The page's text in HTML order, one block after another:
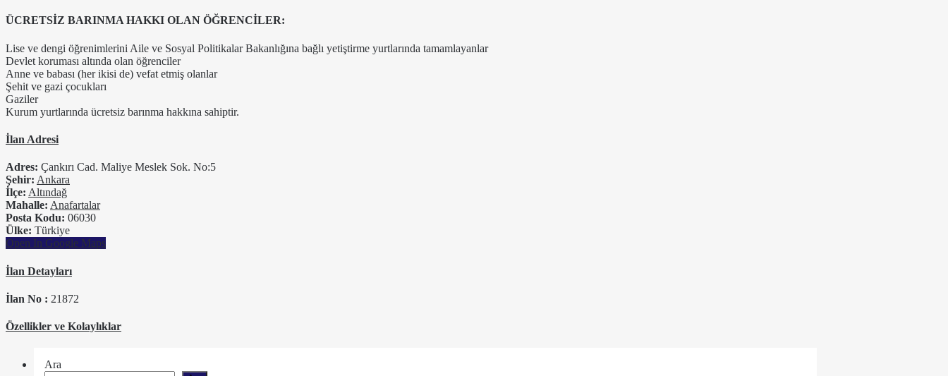
ÜCRETSİZ BARINMA HAKKI OLAN ÖĞRENCİLER:
Lise ve dengi öğrenimlerini Aile ve Sosyal Politikalar Bakanlığına bağlı yetiştirme yurtlarında tamamlayanlar
Devlet koruması altında olan öğrenciler
Anne ve babası (her ikisi de) vefat etmiş olanlar
Şehit ve gazi çocukları
Gaziler
Kurum yurtlarında ücretsiz barınma hakkına sahiptir.
İlan Adresi
Adres: Çankırı Cad. Maliye Meslek Sok. No:5
Şehir: Ankara
İlçe: Altındağ
Mahalle: Anafartalar
Posta Kodu: 06030
Ülke: Türkiye
Open In Google Maps
İlan Detayları
İlan No : 21872
Özellikler ve Kolaylıklar
Ara